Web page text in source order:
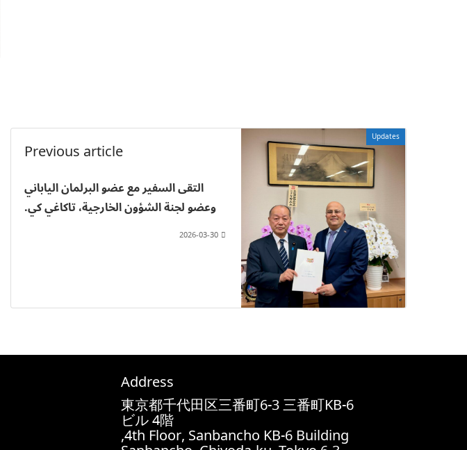
Updates
Previous article
التقى السفير مع عضو البرلمان الياباني
وعضو لجنة الشؤون الخارجية، تاكاغي كي.
2026-03-30
Address
東京都千代田区三番町6-3 三番町KB-6
ビル 4階
4th Floor, Sanbancho KB-6 Building,